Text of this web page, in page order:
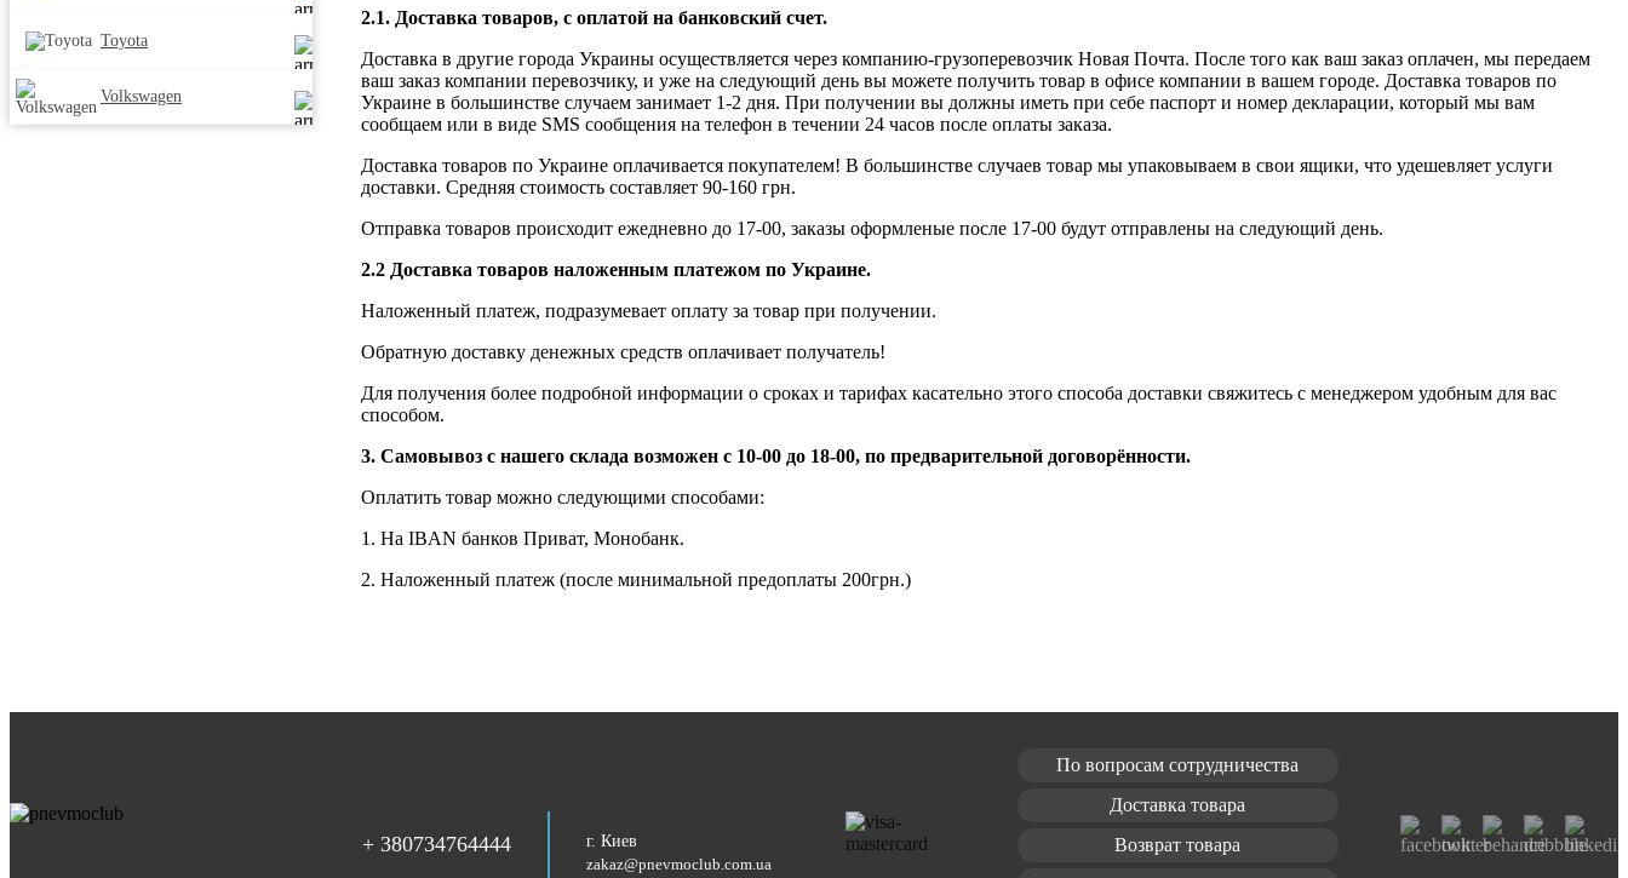
Toyota
Volkswagen
2.1. Доставка товаров, с оплатой на банковский счет.
Доставка в другие города Украины осуществляется через компанию-грузоперевозчик Новая Почта. После того как ваш заказ оплачен, мы передаем
ваш заказ компании перевозчику, и уже на следующий день вы можете получить товар в офисе компании в вашем городе. Доставка товаров по
Украине в большинстве случаем занимает 1-2 дня. При получении вы должны иметь при себе паспорт и номер декларации, который мы вам
сообщаем или в виде SMS сообщения на телефон в течении 24 часов после оплаты заказа.
Доставка товаров по Украине оплачивается покупателем! В большинстве случаев товар мы упаковываем в свои ящики, что удешевляет услуги
доставки. Средняя стоимость составляет 90-160 грн.
Отправка товаров происходит ежедневно до 17-00, заказы оформленые после 17-00 будут отправлены на следующий день.
2.2 Доставка товаров наложенным платежом по Украине.
Наложенный платеж, подразумевает оплату за товар при получении.
Обратную доставку денежных средств оплачивает получатель!
Для получения более подробной информации о сроках и тарифах касательно этого способа доставки свяжитесь с менеджером удобным для вас
способом.
3. Самовывоз с нашего склада возможен с 10-00 до 18-00, по предварительной договорённости.
Оплатить товар можно следующими способами:
1. На IBAN банков Приват, Монобанк.
2. Наложенный платеж (после минимальной предоплаты 200грн.)
+ 380734764444
г. Киев
zakaz@pnevmoclub.com.ua
По вопросам сотрудничества
Доставка товара
Возврат товара